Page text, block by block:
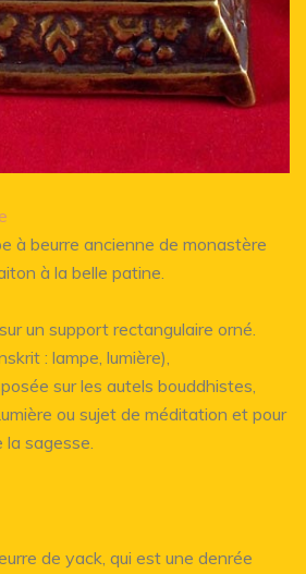
à beurre ancienne de monastère
à la belle patine.
un support rectangulaire orné.
: lampe, lumière),
sur les autels bouddhistes,
ou sujet de méditation et pour
la sagesse.
de yack, qui est une denrée